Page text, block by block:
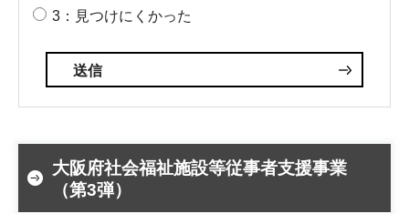
3：見つけにくかった
大阪府社会福祉施設等従事者支援事業
（第3弾）